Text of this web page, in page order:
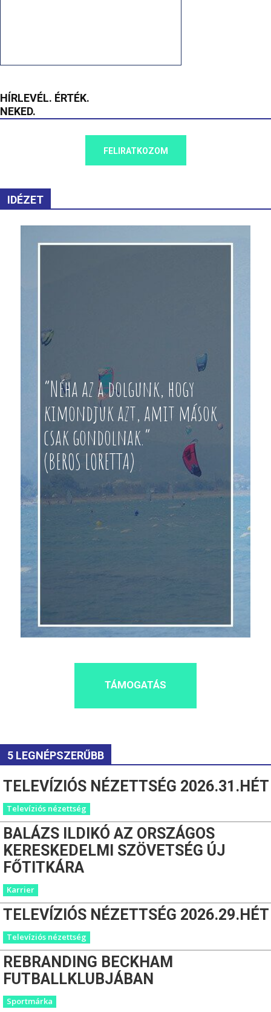
HÍRLEVÉL. ÉRTÉK.
NEKED.
FELIRATKOZOM
IDÉZET
“Néha az a dolgunk, hogy
kimondjuk azt, amit mások
csak gondolnak.”
(BEROS LORETTA)
TÁMOGATÁS
5 LEGNÉPSZERŰBB
TELEVÍZIÓS NÉZETTSÉG 2026.31.HÉT
Televíziós nézettség
BALÁZS ILDIKÓ AZ ORSZÁGOS
KERESKEDELMI SZÖVETSÉG ÚJ
FŐTITKÁRA
Karrier
TELEVÍZIÓS NÉZETTSÉG 2026.29.HÉT
Televíziós nézettség
REBRANDING BECKHAM
FUTBALLKLUBJÁBAN
Sportmárka